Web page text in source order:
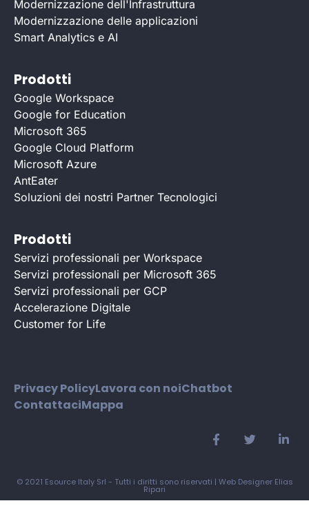
Modernizzazione dell'Infrastruttura
Modernizzazione delle applicazioni
Smart Analytics e AI
Prodotti
Google Workspace
Google for Education
Microsoft 365
Google Cloud Platform
Microsoft Azure
AntEater
Soluzioni dei nostri Partner Tecnologici
Prodotti
Servizi professionali per Workspace
Servizi professionali per Microsoft 365
Servizi professionali per GCP
Accelerazione Digitale
Customer for Life
Privacy PolicyLavora con noiChatbot
ContattaciMappa
© 2021 Esource Italy Srl - Tutti i diritti sono riservati | Web Designer Elias
Ripari